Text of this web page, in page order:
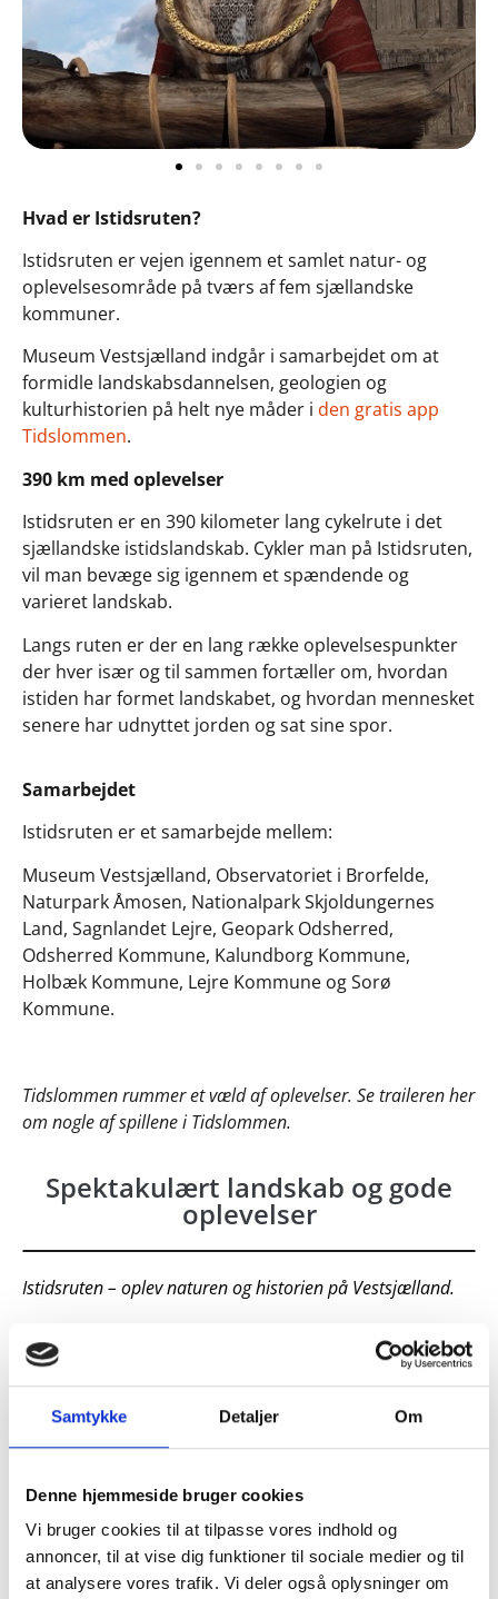
Samtykke Detaljer Om
Denne hjemmeside bruger cookies
Vi bruger cookies til at tilpasse vores indhold og
annoncer, til at vise dig funktioner til sociale medier og til
at analysere vores trafik. Vi deler også oplysninger om
Hvad er Istidsruten?
Istidsruten er vejen igennem et samlet natur- og
oplevelsesområde på tværs af fem sjællandske
kommuner.
Museum Vestsjælland indgår i samarbejdet om at
formidle landskabsdannelsen, geologien og
kulturhistorien på helt nye måder i den gratis app
Tidslommen.
390 km med oplevelser
Istidsruten er en 390 kilometer lang cykelrute i det
sjællandske istidslandskab. Cykler man på Istidsruten,
vil man bevæge sig igennem et spændende og
varieret landskab.
Langs ruten er der en lang række oplevelsespunkter
der hver især og til sammen fortæller om, hvordan
istiden har formet landskabet, og hvordan mennesket
senere har udnyttet jorden og sat sine spor.
Samarbejdet
Istidsruten er et samarbejde mellem:
Museum Vestsjælland, Observatoriet i Brorfelde,
Naturpark Åmosen, Nationalpark Skjoldungernes
Land, Sagnlandet Lejre, Geopark Odsherred,
Odsherred Kommune, Kalundborg Kommune,
Holbæk Kommune, Lejre Kommune og Sorø
Kommune.
Tidslommen rummer et væld af oplevelser. Se traileren her
om nogle af spillene i Tidslommen.
Spektakulært landskab og gode
oplevelser
Istidsruten – oplev naturen og historien på Vestsjælland.
Nedenfor kan du læse om oplevelserne langs
fede oplevelser med video og audio walks, spil og
quizzer. Se meget mere i appen
Assentorp. Gratis video walk ved Assentorp.
Audebo Pumpestation . Kampen mod vandet. Gratis
spil og video walk.